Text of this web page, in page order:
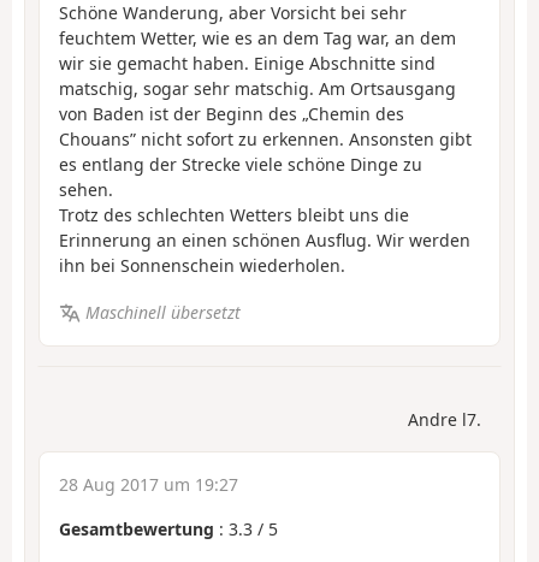
Schöne Wanderung, aber Vorsicht bei sehr
feuchtem Wetter, wie es an dem Tag war, an dem
wir sie gemacht haben. Einige Abschnitte sind
matschig, sogar sehr matschig. Am Ortsausgang
von Baden ist der Beginn des „Chemin des
Chouans” nicht sofort zu erkennen. Ansonsten gibt
es entlang der Strecke viele schöne Dinge zu
sehen.
Trotz des schlechten Wetters bleibt uns die
Erinnerung an einen schönen Ausflug. Wir werden
ihn bei Sonnenschein wiederholen.
Maschinell übersetzt
Andre l7.
28 Aug 2017 um 19:27
Gesamtbewertung : 3.3 / 5